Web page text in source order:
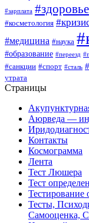
#зарплата #здоровье
#косметология
#медицина #наука
#образование #переезд
#санкции #спорт #сталь
утрата
Страницы
Аюрведа —
Контакты
Космограмма
Лента
Тест Люшера
Тест
Тестирование
Тесты,
Самооценка,